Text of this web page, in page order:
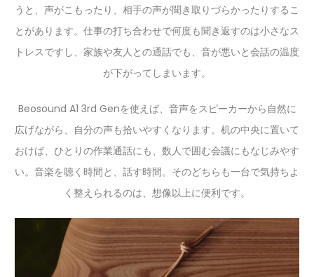
うと、声がこもったり、相手の声が聞き取りづらかったりするこ
とがあります。仕事の打ち合わせで何度も聞き返すのは小さなス
トレスですし、家族や友人との通話でも、音が悪いと会話の温度
が下がってしまいます。
Beosound A1 3rd Genを使えば、音声をスピーカーから自然に
広げながら、自分の声も拾いやすくなります。机の中央に置いて
おけば、ひとりの作業通話にも、数人で囲む会議にもなじみやす
い。音楽を聴く時間と、話す時間。そのどちらも一台で気持ちよ
く整えられるのは、想像以上に便利です。